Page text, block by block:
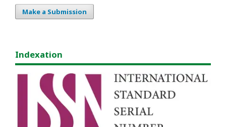
Make a Submission
Indexation